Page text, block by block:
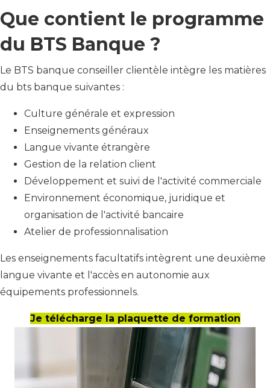
Que contient le programme
du BTS Banque ?
Le BTS banque conseiller clientèle intègre les matières
du bts banque suivantes :
Culture générale et expression
Enseignements généraux
Langue vivante étrangère
Gestion de la relation client
Développement et suivi de l'activité commerciale
Environnement économique, juridique et
organisation de l'activité bancaire
Atelier de professionnalisation
Les enseignements facultatifs intègrent une deuxième
langue vivante et l'accès en autonomie aux
équipements professionnels.
Je télécharge la plaquette de formation